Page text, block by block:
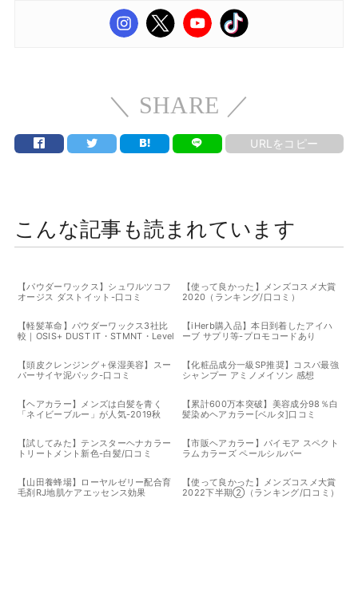
＼ SHARE ／
URLをコピー
こんな記事も読まれています
【パウダーワックス】シュワルツコフ
オージス ダストイット-口コミ
【使って良かった】メンズコスメ大賞
2020（ランキング/口コミ）
【軽髪革命】パウダーワックス3社比
較｜OSIS+ DUST IT・STMNT・Level
【iHerb購入品】本日到着したアイハ
ーブ サプリ等-プロモコードあり
【頭皮クレンジング＋保湿美容】スー
パーサイヤ泥パック-口コミ
【化粧品成分一級SP推奨】コスパ最強
シャンプー アミノメイソン 感想
【ヘアカラー】メンズは白髪を青く
「ネイビーブルー」が人気-2019秋
【累計600万本突破】美容成分98％白
髪染めヘアカラー[ベルタ]口コミ
【試してみた】テンスターヘナカラー
トリートメント新色-白髪/口コミ
【市販ヘアカラー】パイモア スペクト
ラムカラーズ ペールシルバー
【山田養蜂場】ローヤルゼリー配合育
毛剤RJ地肌ケアエッセンス効果
【使って良かった】メンズコスメ大賞
2022下半期②（ランキング/口コミ）